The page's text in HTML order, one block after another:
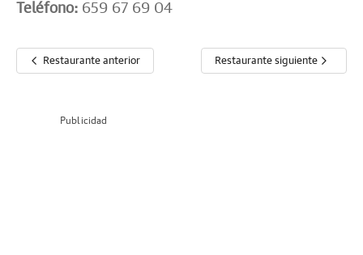
Teléfono: 659 67 69 04
Restaurante anterior Restaurante siguiente
Publicidad